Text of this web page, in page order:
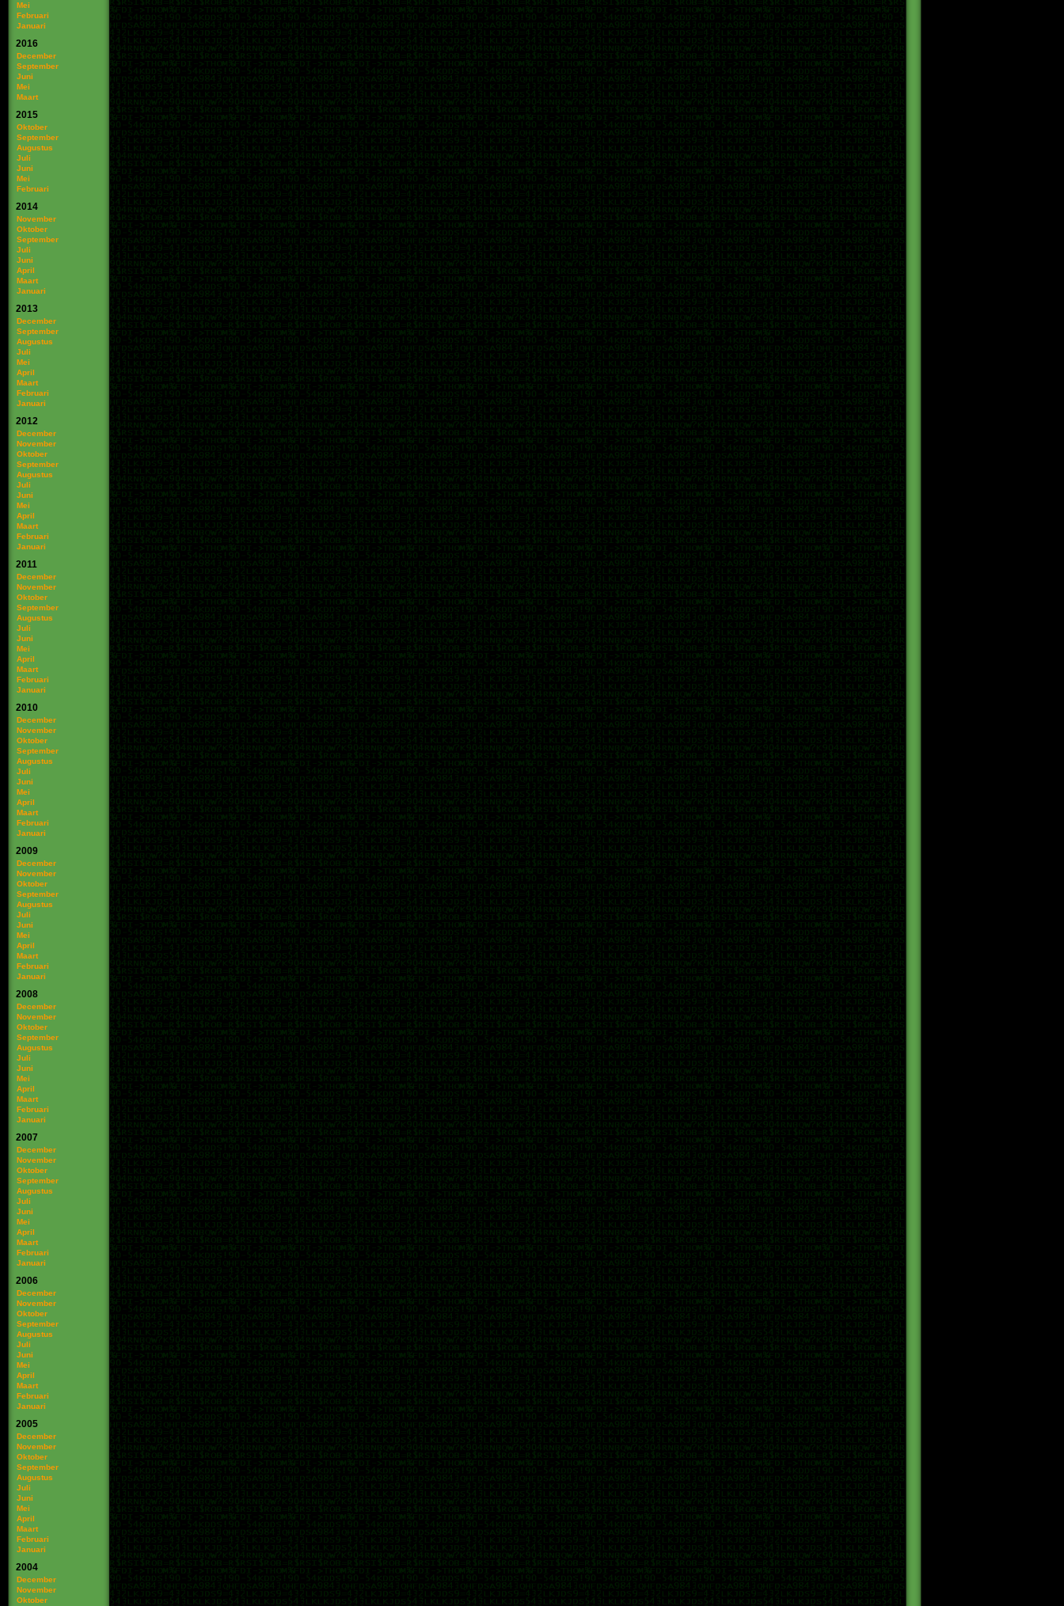
Mei
Februari
Januari
2016
December
September
Juni
Mei
Maart
2015
Oktober
September
Augustus
Juli
Juni
Mei
Februari
2014
November
Oktober
September
Juli
Juni
April
Maart
Januari
2013
December
September
Augustus
Juli
Mei
April
Maart
Februari
Januari
2012
December
November
Oktober
September
Augustus
Juli
Juni
Mei
April
Maart
Februari
Januari
2011
December
November
Oktober
September
Augustus
Juli
Juni
Mei
April
Maart
Februari
Januari
2010
December
November
Oktober
September
Augustus
Juli
Juni
Mei
April
Maart
Februari
Januari
2009
December
November
Oktober
September
Augustus
Juli
Juni
Mei
April
Maart
Februari
Januari
2008
December
November
Oktober
September
Augustus
Juli
Juni
Mei
April
Maart
Februari
Januari
2007
December
November
Oktober
September
Augustus
Juli
Juni
Mei
April
Maart
Februari
Januari
2006
December
November
Oktober
September
Augustus
Juli
Juni
Mei
April
Maart
Februari
Januari
2005
December
November
Oktober
September
Augustus
Juli
Juni
Mei
April
Maart
Februari
Januari
2004
December
November
Oktober